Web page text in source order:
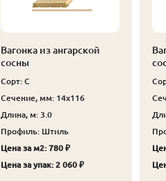
Вагонка из ангарской
сосны
Сорт: С
Сечение, мм: 14x116
Длина, м: 3.0
Профиль: Штиль
Цена за м2: 780 ₽
Цена за упак: 2 060 ₽